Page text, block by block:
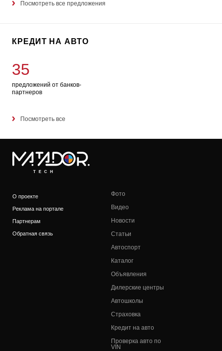
Посмотреть все предложения
КРЕДИТ НА АВТО
35
предложений от банков-
партнеров
Посмотреть все
TECH
О проекте
Реклама на портале
Партнерам
Обратная связь
Фото
Видео
Новости
Статьи
Автоспорт
Каталог
Объявления
Дилерские центры
Автошколы
Страховка
Кредит на авто
Проверка авто по
VIN